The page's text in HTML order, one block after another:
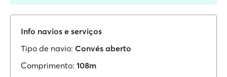
Info navios e serviços
Tipo de navio: Convés aberto
Comprimento: 108m